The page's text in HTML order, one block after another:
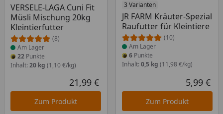
VERSELE-LAGA Cuni Fit
Müsli Mischung 20kg
Kleintierfutter
(8)
Produkt am Lager
Am Lager
22 Punkte
Inhalt: 20 kg (1,10 €/kg)
Aktueller Preis
21,99 €
Zum Produkt
3 Varianten
JR FARM Kräuter-Spezial
Raufutter für Kleintiere
(10)
Produkt am Lager
Am Lager
6 Punkte
Inhalt: 0,5 kg (11,98 €/kg)
5,99 €
Zum Produkt